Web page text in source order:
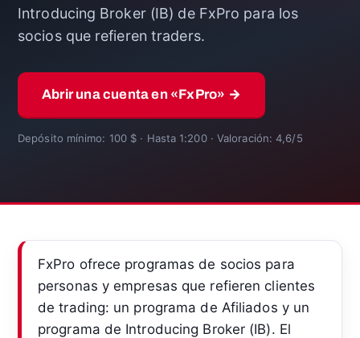
Introducing Broker (IB) de FxPro para los
socios que refieren traders.
Abrir una cuenta en «FxPro» →
Depósito mínimo: 100 $ · Hasta 1:200 · Valoración: 4,6/5
FxPro ofrece programas de socios para
personas y empresas que refieren clientes
de trading: un programa de Afiliados y un
programa de Introducing Broker (IB). El